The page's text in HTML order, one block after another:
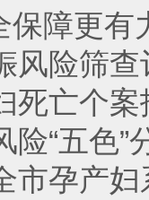
保障更
风险筛
死亡个
险“五色
市孕产